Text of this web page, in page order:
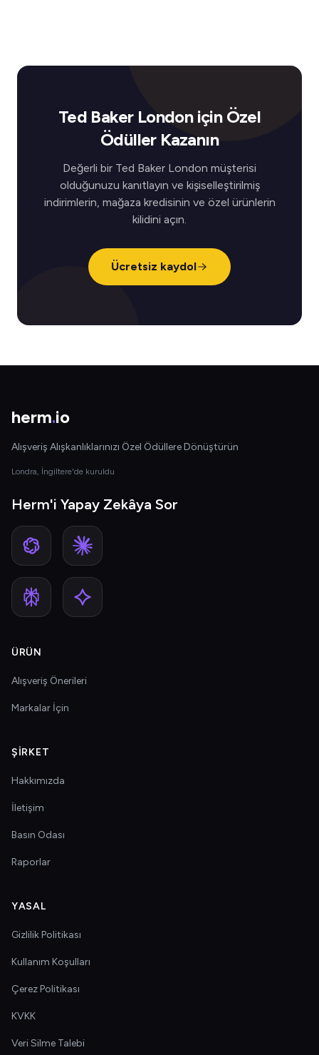
Ted Baker London için Özel
Ödüller Kazanın
Değerli bir Ted Baker London müşterisi
olduğunuzu kanıtlayın ve kişiselleştirilmiş
indirimlerin, mağaza kredisinin ve özel ürünlerin
kilidini açın.
Ücretsiz kaydol
herm.io
Alışveriş Alışkanlıklarınızı Özel Ödüllere Dönüştürün
Londra, İngiltere'de kuruldu
Herm'i Yapay Zekâya Sor
ÜRÜN
Alışveriş Önerileri
Markalar İçin
ŞIRKET
Hakkımızda
İletişim
Basın Odası
Raporlar
YASAL
Gizlilik Politikası
Kullanım Koşulları
Çerez Politikası
KVKK
Veri Silme Talebi